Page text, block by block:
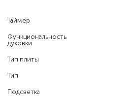
Таймер
Функциональность
духовки
Тип плиты
Тип
Подсветка